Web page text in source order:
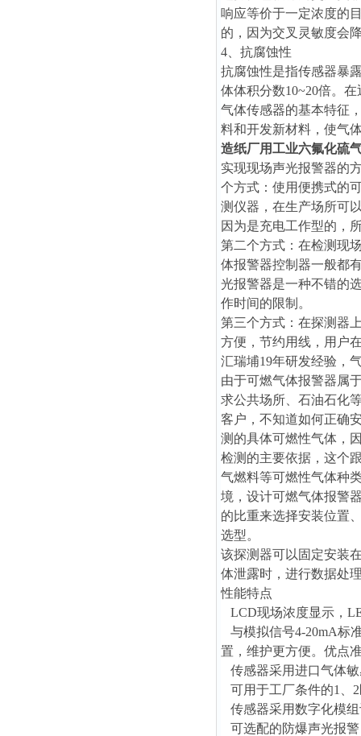
响应等价于一定浓度的
的，因为交叉灵敏度会
4、抗腐蚀性
抗腐蚀性是指传感器暴
体体积分数10~20倍。
气体传感器的基本特征
料和开发新材料，使气
造纸厂用工业六氟化硫
实现现场声光报警器的
个方式：使用便携式的
测仪器，在生产场所可
因为是充电工作型的，
第二个方式：在检测现
体报警器控制器一般都
光报警器是一种不错的
作时间的限制。
第三个方式：在探测器
方便，节约用线，用户
汇瑞埔19年研发经验，
由于可燃气体报警器属
求公共场所、石油石化
客户，不知道如何正确
测的具体可燃性气体，
检测的主要依据，这个
气燃料等可燃性气体种
境，设计可燃气体报警
的比重来选择安装位置
选型。
该探测器可以固定安装
体泄露时，进行数据处
性能特点
LCD现场浓度显示，
与模拟信号4-20mA标
置，维护更方便。优点
传感器采用进口气体
可用于工厂条件的1、
传感器采用数字化模
可选配的防爆声光报